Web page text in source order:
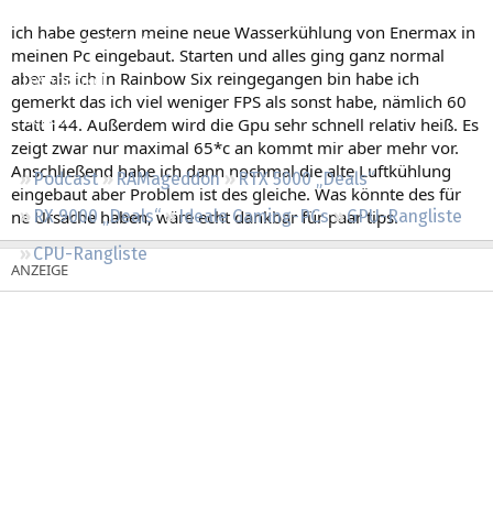
Neueste Aktivitäten
Leserartikel
Regeln
Podcast RAMageddon
RTX 5000 „Deals“
RX 9000 „Deals“
Ideale Gaming-PCs
GPU-Rangliste
CPU-Rangliste
ich habe gestern meine neue Wasserkühlung von Enermax in
meinen Pc eingebaut. Starten und alles ging ganz normal
aber als ich in Rainbow Six reingegangen bin habe ich
gemerkt das ich viel weniger FPS als sonst habe, nämlich 60
statt 144. Außerdem wird die Gpu sehr schnell relativ heiß. Es
zeigt zwar nur maximal 65*c an kommt mir aber mehr vor.
Anschließend habe ich dann nochmal die alte Luftkühlung
eingebaut aber Problem ist des gleiche. Was könnte des für
ne Ursache haben, wäre echt dankbar für paar tips.